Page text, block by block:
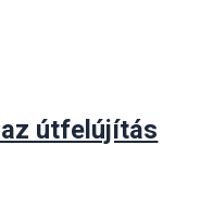
útfelújítás